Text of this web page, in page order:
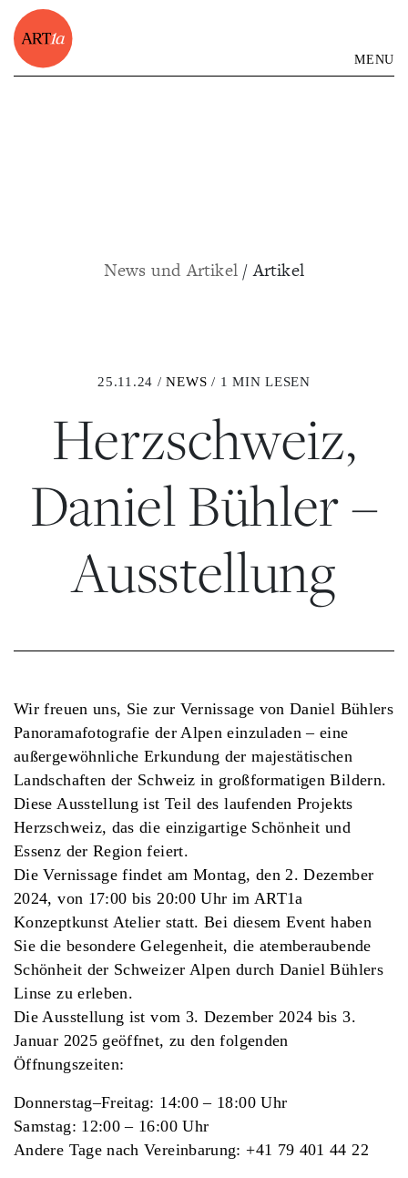
MENU
News und Artikel / Artikel
25.11.24 /NEWS / 1 MIN LESEN
Herzschweiz,
Daniel Bühler –
Ausstellung
Wir freuen uns, Sie zur Vernissage von Daniel Bühlers
Panoramafotografie der Alpen einzuladen – eine
außergewöhnliche Erkundung der majestätischen
Landschaften der Schweiz in großformatigen Bildern.
Diese Ausstellung ist Teil des laufenden Projekts
Herzschweiz, das die einzigartige Schönheit und
Essenz der Region feiert.
Die Vernissage findet am Montag, den 2. Dezember
2024, von 17:00 bis 20:00 Uhr im ART1a
Konzeptkunst Atelier statt. Bei diesem Event haben
Sie die besondere Gelegenheit, die atemberaubende
Schönheit der Schweizer Alpen durch Daniel Bühlers
Linse zu erleben.
Die Ausstellung ist vom 3. Dezember 2024 bis 3.
Januar 2025 geöffnet, zu den folgenden
Öffnungszeiten:
Donnerstag–Freitag: 14:00 – 18:00 Uhr
Samstag: 12:00 – 16:00 Uhr
Andere Tage nach Vereinbarung: +41 79 401 44 22